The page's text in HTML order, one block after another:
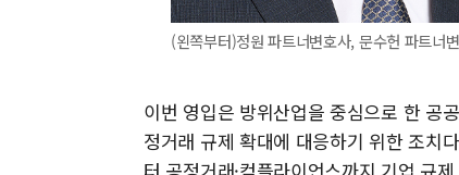
(왼쪽부터)정원 파트너변호사, 문수헌 파트너
이번 영입은 방위산업을 중심으로 한 공
정거래 규제 확대에 대응하기 위한 조치